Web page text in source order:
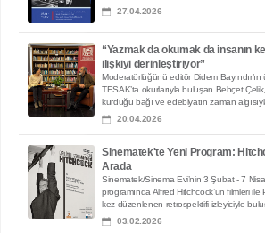
27.04.2026
“Yazmak da okumak da insanın
ilişkiyi derinleştiriyor”
Moderatörlüğünü editör Didem Bayındır’ın
TESAK’ta okurlarıyla buluşan Behçet
kurduğu bağı ve edebiyatın zaman
20.04.2026
Sinematek'te Yeni Program:
Arada
Sinematek/Sinema Evi’nin 3 Şubat - 7
programında Alfred Hitchcock’un filmleri ile
kez düzenlenen retrospektifi izleyiciyle
03.02.2026